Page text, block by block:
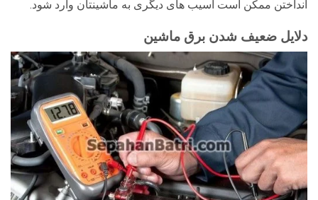
انداختن ممکن است آسیب های دیگری به ماشینتان وارد شود.
دلایل ضعیف شدن برق ماشین